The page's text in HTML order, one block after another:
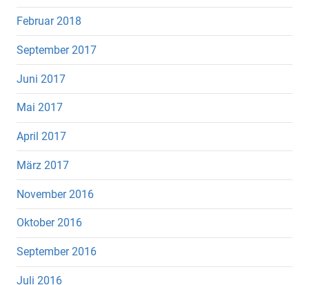
Februar 2018
September 2017
Juni 2017
Mai 2017
April 2017
März 2017
November 2016
Oktober 2016
September 2016
Juli 2016